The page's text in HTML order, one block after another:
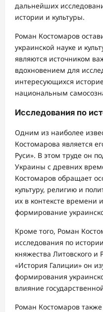
дальнейших
истории и культуры.
Роман Костомаров
украинской науке и
являются источником
вдохновением для
интересующихся
национальным
Исследования по
Одним из наиболее
Костомарова является
Руси». В этом труде он
Украины с древних
Костомаров обращает
культуру, религию и
их в контексте времени
формирование
Кроме того, Роман
исследования по
княжества Литовского и
«История Галиции» он
формирования
влияние
Роман Костомаров